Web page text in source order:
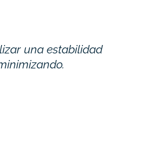
una estabilidad